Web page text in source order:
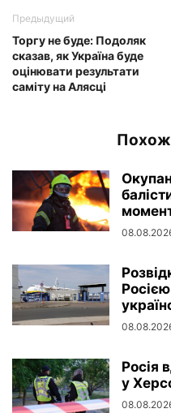
Предыдущий
Торгу не буде: Подоляк
сказав, як Україна буде
оцінювати результати
саміту на Алясці
Росія
у